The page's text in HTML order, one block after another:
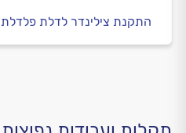
התקנת צילינדר לדלת פלדלת